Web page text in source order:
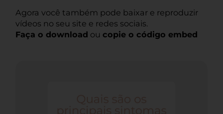
Agora você também pode baixar e reproduzir
vídeos no seu site e redes sociais.
Faça o download ou copie o código embed